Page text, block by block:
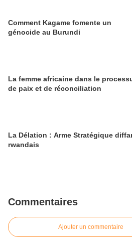
Comment Kagame fomente un
génocide au Burundi
La femme africaine dans le
de paix et de réconciliation
La Délation : Arme Stratégique
rwandais
Commentaires
Ajouter un commentaire